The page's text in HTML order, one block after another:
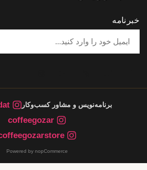
خبرنامه
برنامه‌نویس و مشاور کسب‌وکار
coffeegozar
Powered by nopCommerce